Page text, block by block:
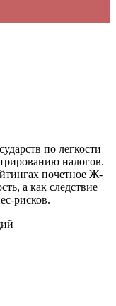
по легкости
налогов.
почетное Ж-
а как следствие
рисков.